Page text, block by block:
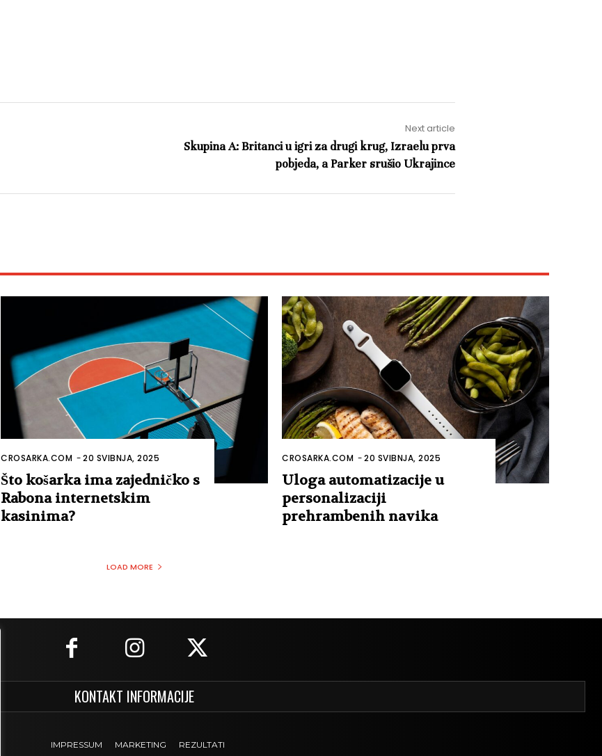
Next article
Skupina A: Britanci u igri za drugi krug, Izraelu prva
pobjeda, a Parker srušio Ukrajince
CROSARKA.COM -20 SVIBNJA, 2025
Što košarka ima zajedničko s
Rabona internetskim
kasinima?
CROSARKA.COM -20 SVIBNJA, 2025
Uloga automatizacije u
personalizaciji
prehrambenih navika
LOAD MORE
KONTAKT INFORMACIJE
IMPRESSUM MARKETING REZULTATI